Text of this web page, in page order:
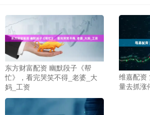
东方财富配资 幽默段子《帮
忙》，看完哭笑不得_老婆_大
妈_工资
维嘉配资
量去抓涨